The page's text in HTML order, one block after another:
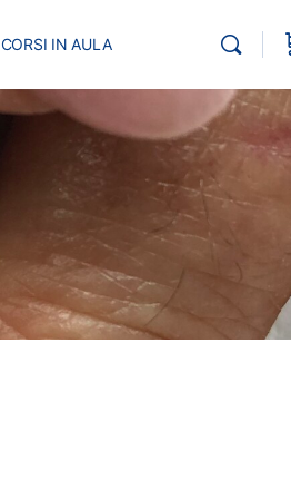
CORSI IN AULA